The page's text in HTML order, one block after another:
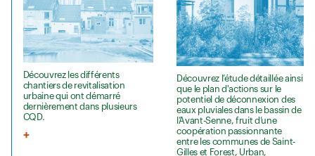
Découvrez les différents
chantiers de revitalisation
urbaine qui ont démarré
dernièrement dans plusieurs
CQD.
Découvrez l’étude détaillée ainsi
que le plan d'actions sur le
potentiel de déconnexion des
eaux pluviales dans le bassin de
l’Avant-Senne, fruit d’une
coopération passionnante
entre les communes de Saint-
Gilles et Forest, Urban,